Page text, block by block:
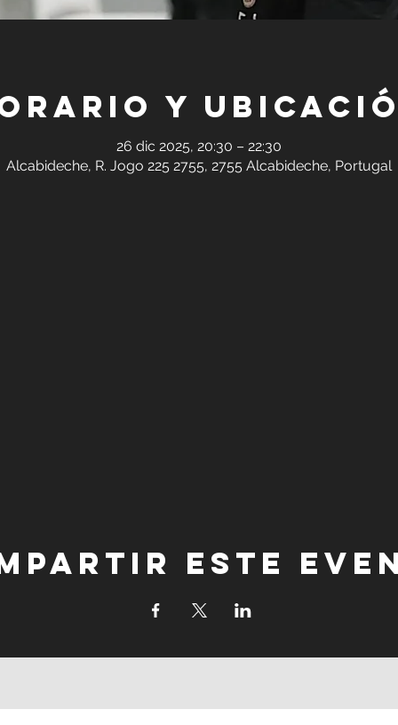
y
26 dic 2025, 20:30 – 22:30
Alcabideche, R. Jogo 225 2755, 2755 Alcabideche, Portugal
este